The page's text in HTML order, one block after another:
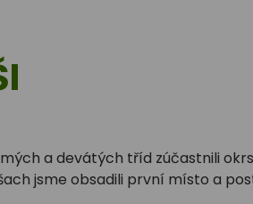
a devátých tříd zúčastnili
jsme obsadili první místo a